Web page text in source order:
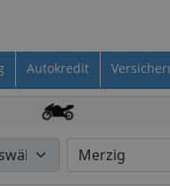
Autokredit